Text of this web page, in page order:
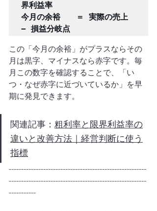
界利益率
今月の余裕　　＝ 実際の売上
この「今月の余裕」がプラスならその
月は黒字、マイナスなら赤字です。毎
月この数字を確認することで、「い
つ・なぜ赤字に近づいているか」を早
期に発見できます。
関連記事： 粗利率と限界利益率の
違いと改善方法｜経営判断に使う
指標
--------------------------------------------------------
--------------------------------------------------------
-----------